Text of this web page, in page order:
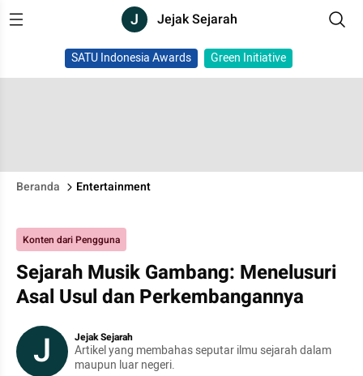
J Jejak Sejarah
SATU Indonesia Awards Green Initiative
Beranda Entertainment
Konten dari Pengguna
Sejarah Musik Gambang: Menelusuri
Asal Usul dan Perkembangannya
J Jejak Sejarah
Artikel yang membahas seputar ilmu sejarah dalam
maupun luar negeri.